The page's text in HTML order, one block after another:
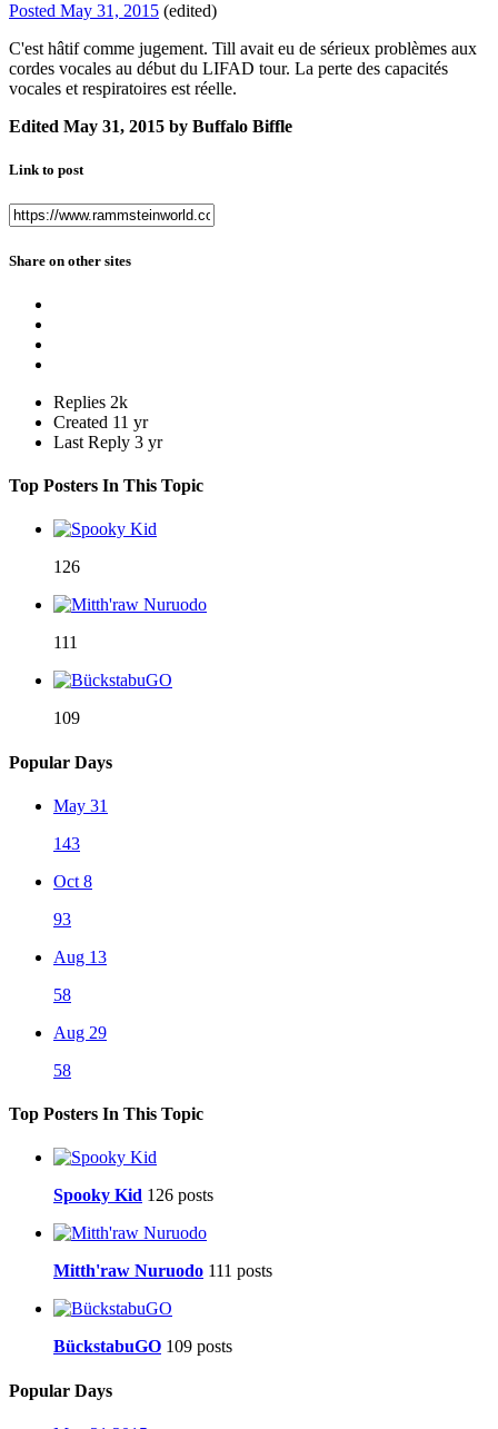
Posted May 31, 2015 (edited)
C'est hâtif comme jugement. Till avait eu de sérieux problèmes aux
cordes vocales au début du LIFAD tour. La perte des capacités
vocales et respiratoires est réelle.
Edited May 31, 2015 by Buffalo Biffle
Link to post
Share on other sites
Replies 2k
Created 11 yr
Last Reply 3 yr
Top Posters In This Topic
126
111
109
Popular Days
May 31
143
Oct 8
93
Aug 13
58
Aug 29
58
Top Posters In This Topic
Spooky Kid 126 posts
Mitth'raw Nuruodo 111 posts
BückstabuGO 109 posts
Popular Days